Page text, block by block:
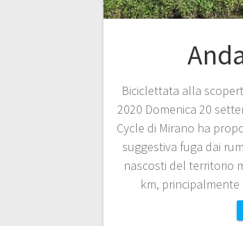
Biciclettata alla
2020 Domenica 20
Cycle di Mirano ha
suggestiva fuga dai
nascosti del territorio
km,